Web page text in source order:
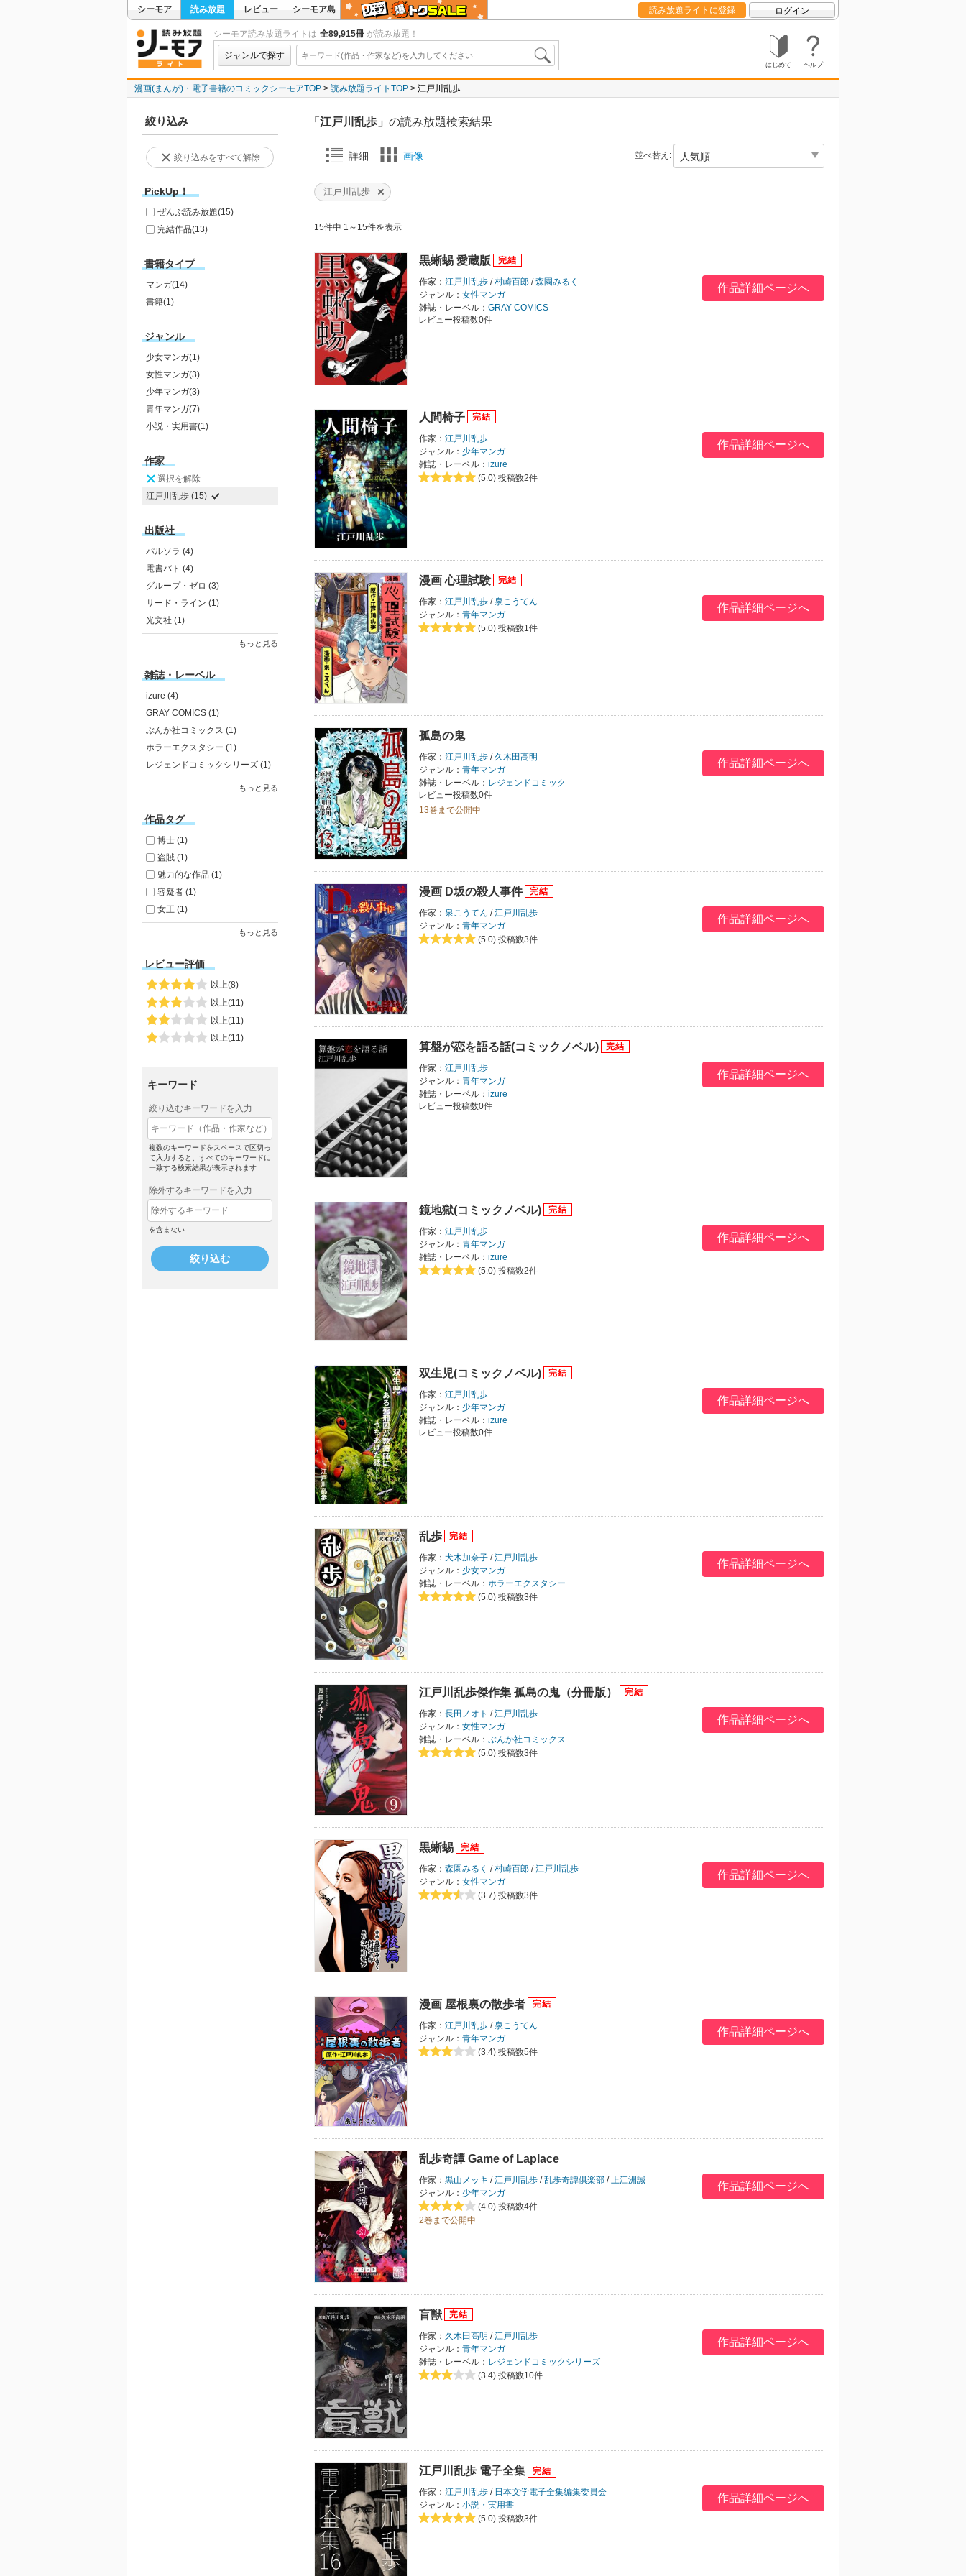
シーモア 読み放題 レビュー シーモア島 読み放題ライトに登録 ログイン
シーモア読み放題ライトは 全89,915冊 が読み放題！
ジャンルで探す
はじめて ヘルプ
漫画(まんが)・電子書籍のコミックシーモアTOP 読み放題ライトTOP 江戸川乱歩
絞り込み
絞り込みをすべて解除
PickUp！
ぜんぶ読み放題(15)
完結作品(13)
書籍タイプ
マンガ(14)
書籍(1)
ジャンル
少女マンガ(1)
女性マンガ(3)
少年マンガ(3)
青年マンガ(7)
小説・実用書(1)
作家
選択を解除
江戸川乱歩 (15)
出版社
パルソラ (4)
電書バト (4)
グループ・ゼロ (3)
サード・ライン (1)
光文社 (1)
もっと見る
雑誌・レーベル
izure (4)
GRAY COMICS (1)
ぶんか社コミックス (1)
ホラーエクスタシー (1)
レジェンドコミックシリーズ (1)
もっと見る
作品タグ
博士 (1)
盗賊 (1)
魅力的な作品 (1)
容疑者 (1)
女王 (1)
もっと見る
レビュー評価
以上(8)
以上(11)
以上(11)
以上(11)
キーワード
絞り込むキーワードを入力
複数のキーワードをスペースで区切っ
て入力すると、すべてのキーワードに
一致する検索結果が表示されます
除外するキーワードを入力
を含まない
絞り込む
「江戸川乱歩」 の読み放題検索結果
詳細 画像 並べ替え:
江戸川乱歩
15件中 1～15件を表示
黒蜥蜴 愛蔵版
作家： 江戸川乱歩 /村崎百郎 /森園みるく
ジャンル： 女性マンガ
雑誌・レーベル： GRAY COMICS
レビュー投稿数0件
作品詳細ページへ
人間椅子
作家： 江戸川乱歩
ジャンル： 少年マンガ
雑誌・レーベル： izure
(5.0) 投稿数2件
作品詳細ページへ
漫画 心理試験
作家： 江戸川乱歩 / 泉こうてん
ジャンル： 青年マンガ
(5.0) 投稿数1件
作品詳細ページへ
孤島の鬼
作家： 江戸川乱歩 / 久木田高明
ジャンル： 青年マンガ
雑誌・レーベル： レジェンドコミック
レビュー投稿数0件
13巻まで公開中
作品詳細ページへ
漫画 D坂の殺人事件
作家： 泉こうてん /江戸川乱歩
ジャンル： 青年マンガ
(5.0) 投稿数3件
作品詳細ページへ
算盤が恋を語る話(コミックノベル)
作家： 江戸川乱歩
ジャンル： 青年マンガ
雑誌・レーベル： izure
レビュー投稿数0件
作品詳細ページへ
鏡地獄(コミックノベル)
作家： 江戸川乱歩
ジャンル： 青年マンガ
雑誌・レーベル： izure
(5.0) 投稿数2件
作品詳細ページへ
双生児(コミックノベル)
作家： 江戸川乱歩
ジャンル： 少年マンガ
雑誌・レーベル： izure
レビュー投稿数0件
作品詳細ページへ
乱歩
作家： 犬木加奈子 /江戸川乱歩
ジャンル： 少女マンガ
雑誌・レーベル： ホラーエクスタシー
(5.0) 投稿数3件
作品詳細ページへ
江戸川乱歩傑作集 孤島の鬼（分冊版）
作家： 長田ノオト /江戸川乱歩
ジャンル： 女性マンガ
雑誌・レーベル： ぶんか社コミックス
(5.0) 投稿数3件
作品詳細ページへ
黒蜥蜴
作家： 森園みるく /村崎百郎 /江戸川乱歩
ジャンル： 女性マンガ
(3.7) 投稿数3件
作品詳細ページへ
漫画 屋根裏の散歩者
作家： 江戸川乱歩 / 泉こうてん
ジャンル： 青年マンガ
(3.4) 投稿数5件
作品詳細ページへ
乱歩奇譚 Game of Laplace
作家： 黒山メッキ /江戸川乱歩 /乱歩奇譚倶楽部 /上江洲誠
ジャンル： 少年マンガ
(4.0) 投稿数4件
2巻まで公開中
作品詳細ページへ
盲獣
作家： 久木田高明 /江戸川乱歩
ジャンル： 青年マンガ
雑誌・レーベル： レジェンドコミックシリーズ
(3.4) 投稿数10件
作品詳細ページへ
江戸川乱歩 電子全集
作家： 江戸川乱歩 / 日本文学電子全集編集委員会
ジャンル： 小説・実用書
(5.0) 投稿数3件
作品詳細ページへ